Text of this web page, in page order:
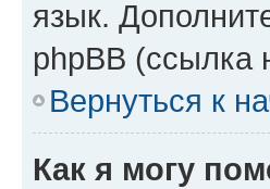
язык.
phpBB (ссылка
Вернуться к
Как я могу